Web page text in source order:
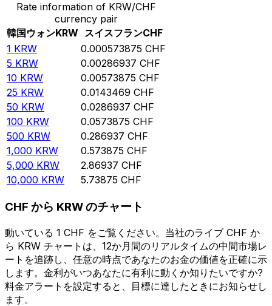
Rate information of KRW/CHF
currency pair
韓国ウォンKRW スイスフランCHF
1 KRW 0.000573875 CHF
5 KRW 0.00286937 CHF
10 KRW 0.00573875 CHF
25 KRW 0.0143469 CHF
50 KRW 0.0286937 CHF
100 KRW 0.0573875 CHF
500 KRW 0.286937 CHF
1,000 KRW 0.573875 CHF
5,000 KRW 2.86937 CHF
10,000 KRW 5.73875 CHF
CHF から KRW のチャート
動いている 1 CHF をご覧ください。当社のライブ CHF か
ら KRW チャートは、12か月間のリアルタイムの中間市場レ
ートを追跡し、任意の時点であなたのお金の価値を正確に示
します。金利がいつあなたに有利に動くか知りたいですか?
料金アラートを設定すると、目標に達したときにお知らせし
ます。